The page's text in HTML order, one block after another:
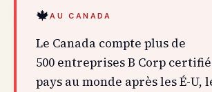
🍁AU CANADA
Le Canada compte plus de
500 entreprises B Corp
pays au monde après les É-U,